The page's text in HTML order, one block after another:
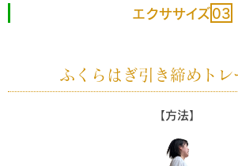
エクササイズ03
ふくらはぎ引き締めトレ
【方法】